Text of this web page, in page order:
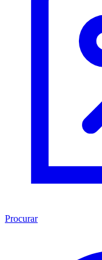
Procurar